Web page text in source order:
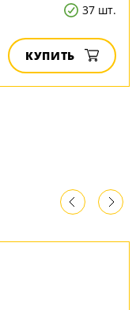
37 шт.
КУПИТЬ